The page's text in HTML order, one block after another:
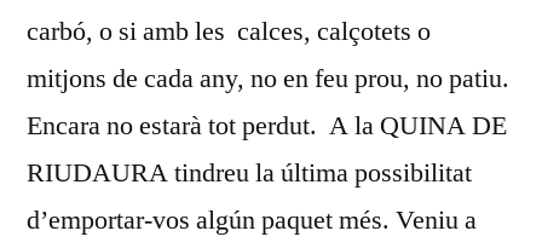
carbó, o si amb les calces, calçotets o
mitjons de cada any, no en feu prou, no patiu.
Encara no estarà tot perdut. A la QUINA DE
RIUDAURA tindreu la última possibilitat
d’emportar-vos algún paquet més. Veniu a